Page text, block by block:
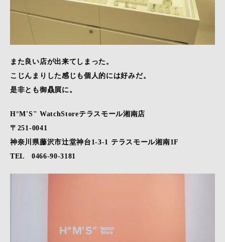
また良い店が出来てしまった。
こじんまりした感じも個人的には好みだ。
是非とも御贔屓に。
H°M'S" WatchStoreテラスモール湘南店
〒251-0041
神奈川県藤沢市辻堂神台1-3-1 テラスモール湘南1F
TEL 0466-90-3181